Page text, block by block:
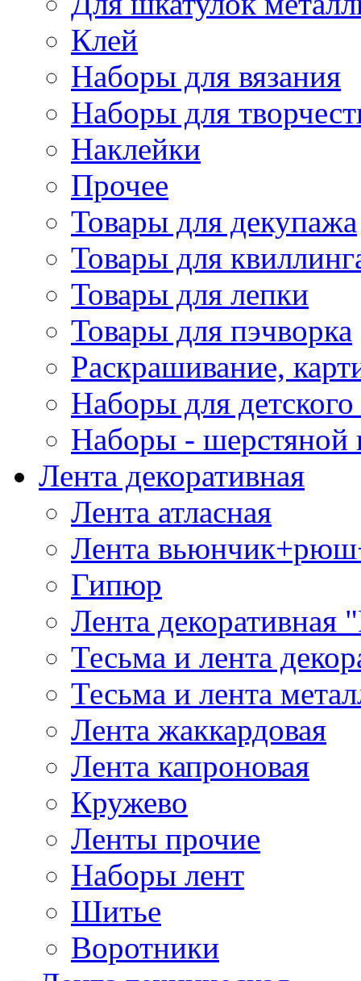
Клей
Наборы для вязания
Наборы для
Наклейки
Прочее
Товары для декупажа
Товары для
Товары для лепки
Товары для пэчворка
Раскрашивание,
Наборы для
Наборы - шерстяной
Лента декоративная
Лента атласная
Лента
Гипюр
Лента декоративная
Тесьма и лента
Тесьма и лента
Лента жаккардовая
Лента капроновая
Кружево
Ленты прочие
Наборы лент
Шитье
Воротники